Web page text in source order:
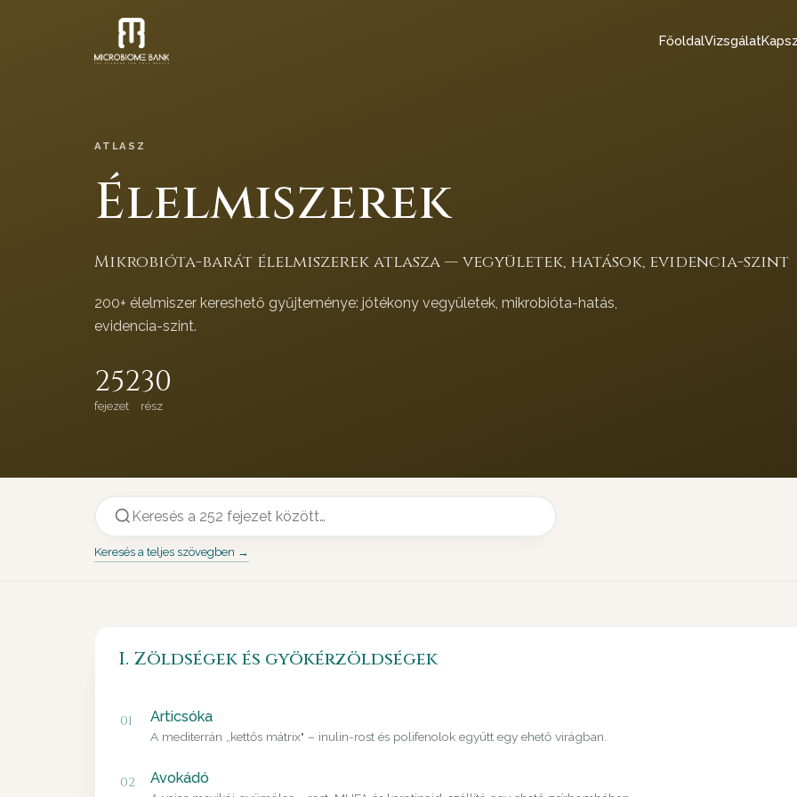
FőoldalVizsgálat
ATLASZ
Élelmiszerek
Mikrobióta-barát élelmiszerek atlasza — vegyületek, hatások, evidencia-szint
200+ élelmiszer kereshető gyűjteménye: jótékony vegyületek, mikrobióta-hatás,
evidencia-szint.
252
fejezet
30
rész
Keresés a teljes szövegben →
I. Zöldségek és gyökérzöldségek
01 Articsóka
A mediterrán „kettős mátrix" – inulin-rost és polifenolok együtt egy ehető virágban.
02 Avokádó